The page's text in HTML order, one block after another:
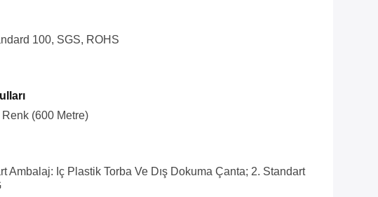
100, SGS, ROHS
Renk (600 Metre)
Ambalaj: Iç Plastik Torba Ve Dış Dokuma Çanta; 2. Standart